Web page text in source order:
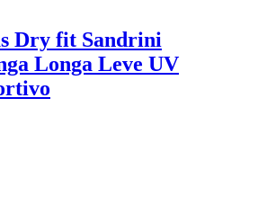
Dry fit Sandrini
Longa Leve UV